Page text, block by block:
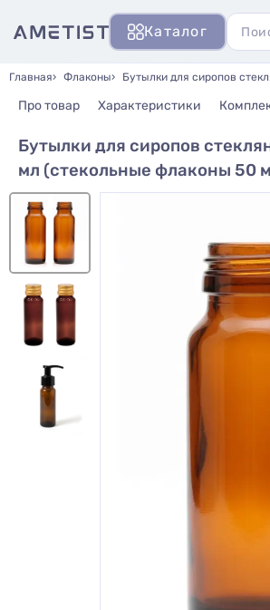
Каталог
Главная Флаконы Бутылки для сиропов
Про товар Характеристики
Бутылки для сиропов
мл (стекольные флаконы 50